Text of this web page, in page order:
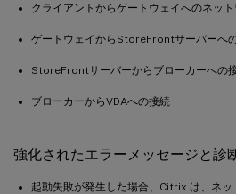
クライアントからゲートウェイへのネッ
ゲートウェイからStoreFrontサーバーへ
StoreFrontサーバーからブローカーへの
ブローカーからVDAへの接続
強化されたエラーメッセージと診
起動失敗が発生した場合、Citrix は、ネ